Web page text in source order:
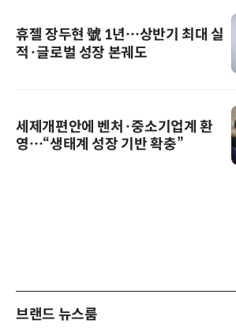
휴젤 장두현 號 1년…상반기 최대 실
적·글로벌 성장 본궤도
세제개편안에 벤처·중소기업계 환
영…“생태계 성장 기반 확충”
브랜드 뉴스룸